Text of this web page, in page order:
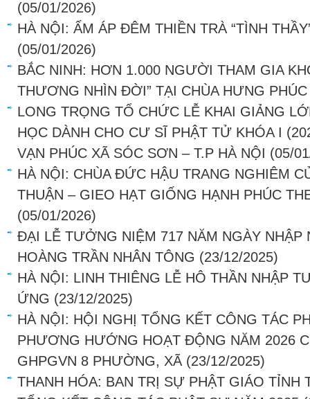
(05/01/2026)
HÀ NỘI: ẤM ÁP ĐÊM THIỀN TRÀ “TÌNH
(05/01/2026)
BẮC NINH: HƠN 1.000 NGƯỜI THAM GIA
THƯƠNG NHÌN ĐỜI” TẠI CHÙA HƯNG PHÚC
LONG TRỌNG TỔ CHỨC LỄ KHAI GIẢNG
HỌC DÀNH CHO CƯ SĨ PHẬT TỬ KHÓA I
VẠN PHÚC XÃ SÓC SƠN – T.P HÀ NỘI (05/
HÀ NỘI: CHÙA ĐỨC HẬU TRANG NGHIÊM
THUẬN – GIEO HẠT GIỐNG HẠNH PHÚC
(05/01/2026)
ĐẠI LỄ TƯỞNG NIỆM 717 NĂM NGÀY NHẬP
HOÀNG TRẦN NHÂN TÔNG (23/12/2025)
HÀ NỘI: LINH THIÊNG LỄ HÔ THẦN NHẬP
ỨNG (23/12/2025)
HÀ NỘI: HỘI NGHỊ TỔNG KẾT CÔNG TÁC
PHƯƠNG HƯỚNG HOẠT ĐỘNG NĂM 2026
GHPGVN 8 PHƯỜNG, XÃ (23/12/2025)
THANH HÓA: BAN TRỊ SỰ PHẬT GIÁO TỈNH